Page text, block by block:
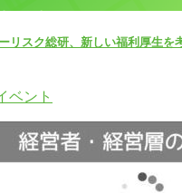
リスク総研、新しい福利厚生を
ベント